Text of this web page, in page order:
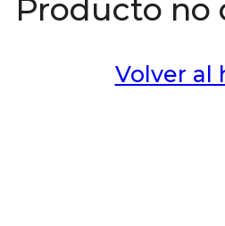
Producto no
Volver al